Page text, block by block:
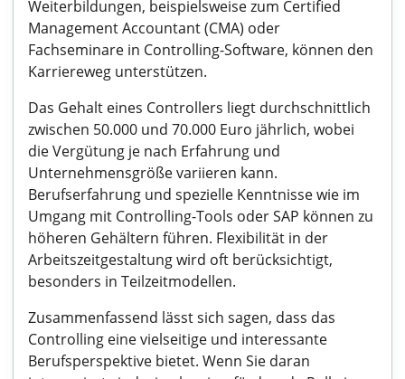
Weiterbildungen, beispielsweise zum Certified
Management Accountant (CMA) oder
Fachseminare in Controlling-Software, können den
Karriereweg unterstützen.
Das Gehalt eines Controllers liegt durchschnittlich
zwischen 50.000 und 70.000 Euro jährlich, wobei
die Vergütung je nach Erfahrung und
Unternehmensgröße variieren kann.
Berufserfahrung und spezielle Kenntnisse wie im
Umgang mit Controlling-Tools oder SAP können zu
höheren Gehältern führen. Flexibilität in der
Arbeitszeitgestaltung wird oft berücksichtigt,
besonders in Teilzeitmodellen.
Zusammenfassend lässt sich sagen, dass das
Controlling eine vielseitige und interessante
Berufsperspektive bietet. Wenn Sie daran